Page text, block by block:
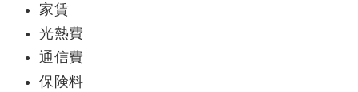
家賃
光熱費
通信費
保険料